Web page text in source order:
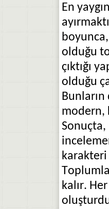
En
olduğu
çıktığı
olduğu
modern,
Sonuçta,
kalır.